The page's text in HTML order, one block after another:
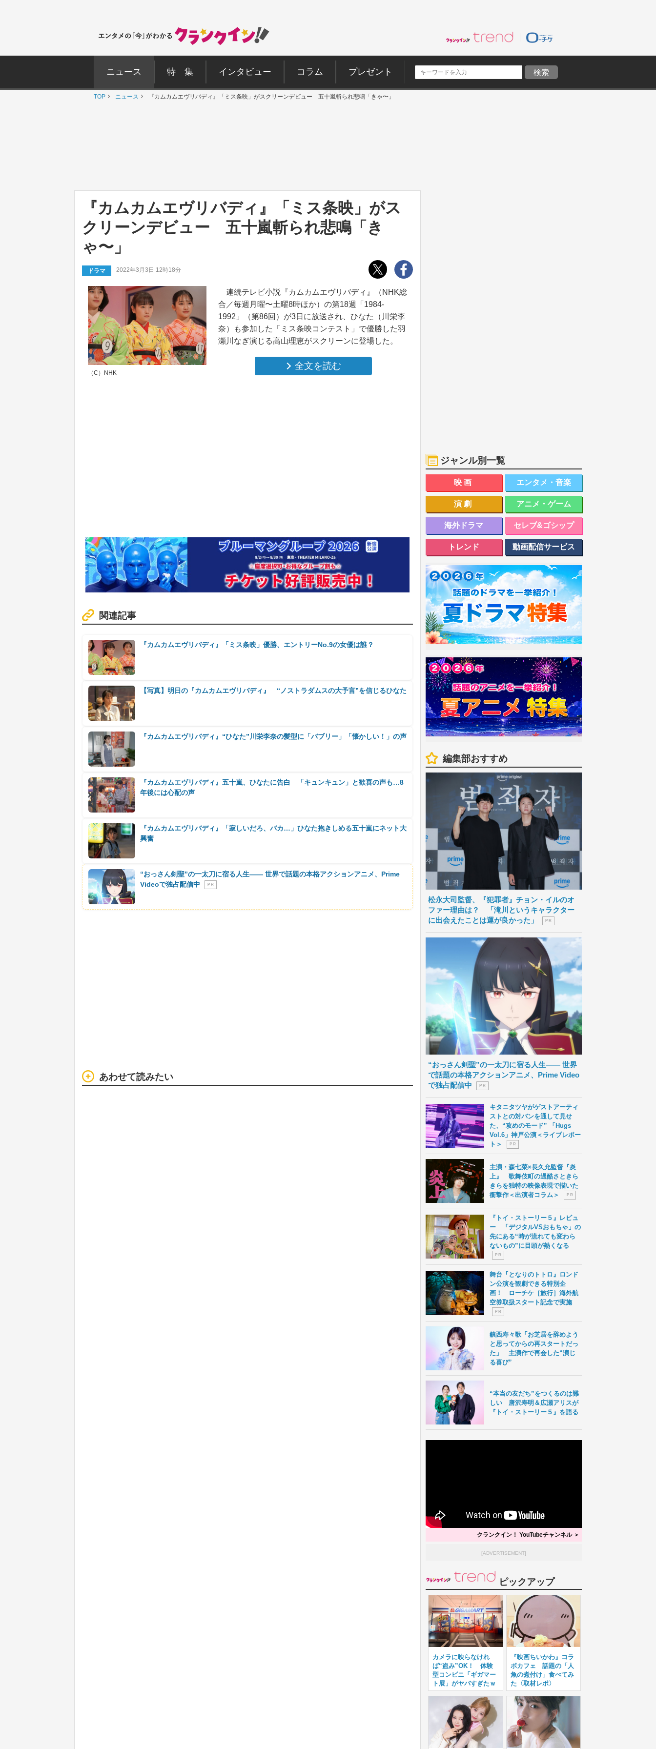
ニュース 特 集 インタビュー コラム プレゼント
TOP ニュース 『カムカムエヴリバディ』「ミス条映」がスクリーンデビュー 五十嵐斬られ悲鳴「きゃ〜」
『カムカムエヴリバディ』「ミス条映」がス
クリーンデビュー 五十嵐斬られ悲鳴「き
ゃ〜」
ドラマ 2022年3月3日 12時18分
連続テレビ小説『カムカムエヴリバディ』（NHK総
合／毎週月曜〜土曜8時ほか）の第18週「1984-
1992」（第86回）が3日に放送され、ひなた（川栄李
奈）も参加した「ミス条映コンテスト」で優勝した羽
瀬川なぎ演じる高山理恵がスクリーンに登場した。
全文を読む
（C）NHK
関連記事
『カムカムエヴリバディ』「ミス条映」優勝、エントリーNo.9の女優は誰？
【写真】明日の『カムカムエヴリバディ』 “ノストラダムスの大予言”を信じるひなた
『カムカムエヴリバディ』“ひなた”川栄李奈の髪型に「バブリー」「懐かしい！」の声
『カムカムエヴリバディ』五十嵐、ひなたに告白 「キュンキュン」と歓喜の声も…8
年後には心配の声
『カムカムエヴリバディ』「寂しいだろ、バカ…」ひなた抱きしめる五十嵐にネット大
興奮
“おっさん剣聖”の一太刀に宿る人生―― 世界で話題の本格アクションアニメ、Prime
Videoで独占配信中
P R
あわせて読みたい
ジャンル別一覧
映画 エンタメ・音楽
演劇 アニメ・ゲーム
海外ドラマ セレブ&ゴシップ
トレンド 動画配信サービス
編集部おすすめ
松永大司監督、『犯罪者』チョン・イルのオ
ファー理由は？ 「滝川というキャラクター
に出会えたことは運が良かった」
P R
“おっさん剣聖”の一太刀に宿る人生―― 世界
で話題の本格アクションアニメ、Prime Video
で独占配信中
P R
キタニタツヤがゲストアーティ
ストとの対バンを通して見せ
た、“攻めのモード” 「Hugs
Vol.6」神戸公演＜ライブレポー
ト＞
P R
主演・森七菜×長久允監督『炎
上』 歌舞伎町の過酷さときら
きらを独特の映像表現で描いた
衝撃作＜出演者コラム＞
P R
『トイ・ストーリー５』レビュ
ー 「デジタルVSおもちゃ」の
先にある“時が流れても変わら
ないもの”に目頭が熱くなる
P R
舞台『となりのトトロ』ロンド
ン公演を観劇できる特別企
画！ ローチケ［旅行］海外航
空券取扱スタート記念で実施
P R
鎮西寿々歌「お芝居を辞めよう
と思ってからの再スタートだっ
た」 主演作で再会した“演じ
る喜び”
“本当の友だち”をつくるのは難
しい 唐沢寿明＆広瀬アリスが
『トイ・ストーリー５』を語る
クランクイン！ YouTubeチャンネル ＞
[ADVERTISEMENT]
ピックアップ
カメラに映らなけれ
ば“盗み”OK！ 体験
型コンビニ「ギガマー
ト展」がヤバすぎたｗ
『映画ちいかわ』コラ
ボカフェ 話題の「人
魚の煮付け」食べてみ
た〈取材レポ〉